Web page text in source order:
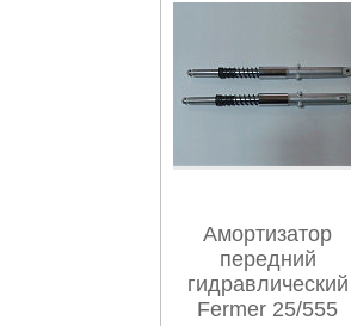
Амортизатор
передний
гидравлический
Fermer 25/555